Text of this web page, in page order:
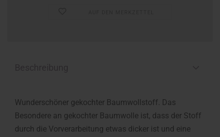
Wunderschöner gekochter Baumwollstoff. Das
Besondere an gekochter Baumwolle ist, dass der Stoff
durch die Vorverarbeitung etwas dicker ist und eine